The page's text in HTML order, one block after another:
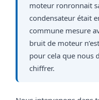
moteur ronronnait
condensateur était
commune mesure
bruit de moteur
pour cela que nous
chiffrer.